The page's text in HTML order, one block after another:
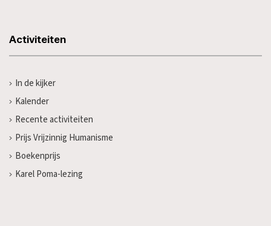
Activiteiten
In de kijker
Kalender
Recente activiteiten
Prijs Vrijzinnig Humanisme
Boekenprijs
Karel Poma-lezing